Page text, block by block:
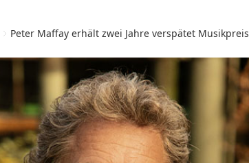
Peter Maffay erhält zwei Jahre verspätet Musikpreis